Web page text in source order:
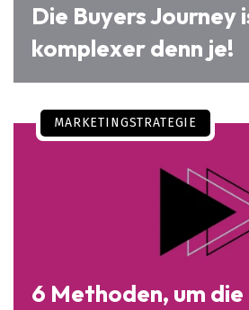
Die Buyers Journey
komplexer denn je!
6 Methoden, um die
MARKETINGSTRATEGIE